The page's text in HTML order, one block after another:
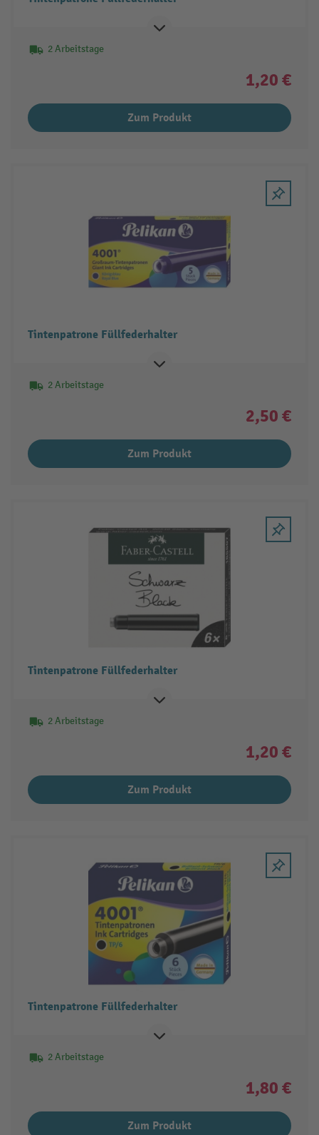
2 Arbeitstage
1,20 €
Zum Produkt
Tintenpatrone Füllfederhalter
2 Arbeitstage
2,50 €
Zum Produkt
Tintenpatrone Füllfederhalter
2 Arbeitstage
1,20 €
Zum Produkt
Tintenpatrone Füllfederhalter
2 Arbeitstage
1,80 €
Zum Produkt